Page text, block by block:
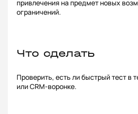
привлечения на предмет новых
ограничений.
Что сделать
Проверить, есть ли быстрый тест в
или CRM-воронке.